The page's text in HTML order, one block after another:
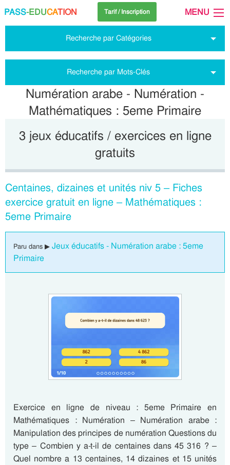
PASS-EDUCATION Tarif / Inscription MENU
Recherche par Catégories
Recherche par Mots-Clés
Numération arabe - Numération -
Mathématiques : 5eme Primaire
3 jeux éducatifs / exercices en ligne
gratuits
Centaines, dizaines et unités niv 5 – Fiches
exercice gratuit en ligne – Mathématiques :
5eme Primaire
Paru dans ▶ Jeux éducatifs - Numération arabe : 5eme
Primaire
Exercice en ligne de niveau : 5eme Primaire en
Mathématiques : Numération – Numération arabe :
Manipulation des principes de numération Questions du
type – Combien y a-t-il de centaines dans 45 316 ? –
Quel nombre a 13 centaines, 14 dizaines et 15 unités